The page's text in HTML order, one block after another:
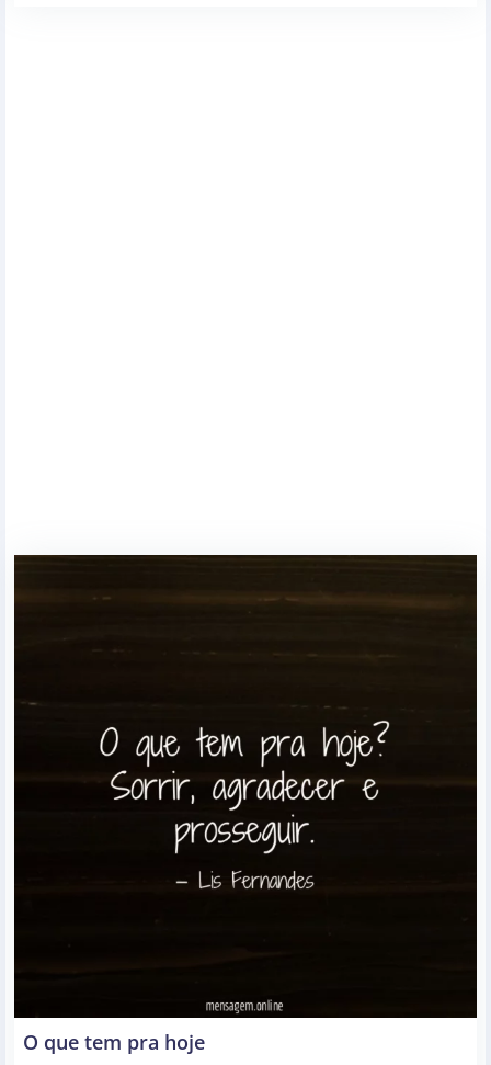
O que tem pra hoje